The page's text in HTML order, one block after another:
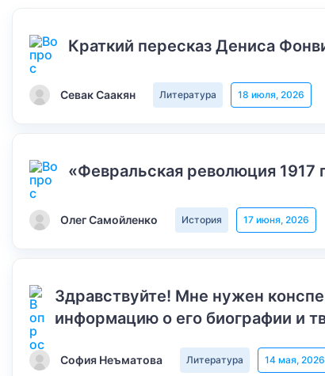
Краткий пересказ Дениса
Севак Саакян Литература 18 июля, 2026
«Февральская революция 1917
Олег Самойленко История 17 июня, 2026
Здравствуйте! Мне нужен
информацию о его биографии и
София Неъматова Литература 14 мая, 2026